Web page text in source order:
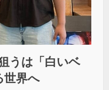
うは「白いベ
世界へ